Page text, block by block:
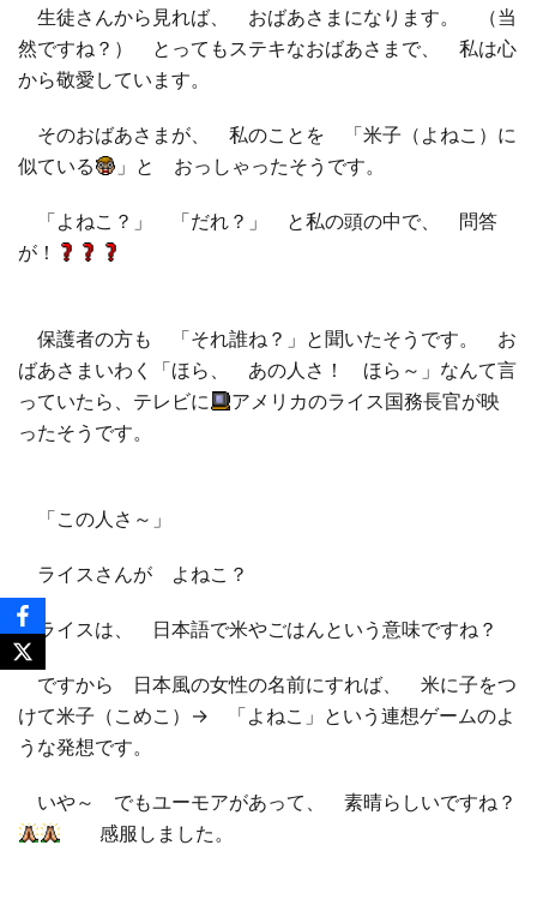
生徒さんから見れば、 おばあさまになります。 （当
然ですね？） とってもステキなおばあさまで、 私は心
から敬愛しています。
そのおばあさまが、 私のことを 「米子（よねこ）に
似ている
」と おっしゃったそうです。
「よねこ？」 「だれ？」 と私の頭の中で、 問答
が！
保護者の方も 「それ誰ね？」と聞いたそうです。 お
ばあさまいわく「ほら、 あの人さ！ ほら～」なんて言
っていたら、テレビに
アメリカのライス国務長官が映
ったそうです。
「この人さ～」
ライスさんが よねこ？
ライスは、 日本語で米やごはんという意味ですね？
ですから 日本風の女性の名前にすれば、 米に子をつ
けて米子（こめこ）→ 「よねこ」という連想ゲームのよ
うな発想です。
いや～ でもユーモアがあって、 素晴らしいですね？
感服しました。